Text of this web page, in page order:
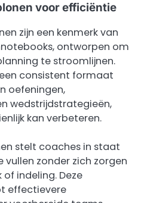
voor efficiëntie
zijn een kenmerk van
ontworpen om
te stroomlijnen.
consistent formaat
oefeningen,
wedstrijdstrategieën,
kan verbeteren.
stelt coaches in staat
zonder zich zorgen
indeling. Deze
effectievere